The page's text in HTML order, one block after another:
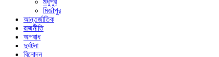
মধুপুর
মির্জাপুর
আন্তর্জাতিক
রাজনীতি
অপরাধ
দুর্ঘটনা
বিনোদন